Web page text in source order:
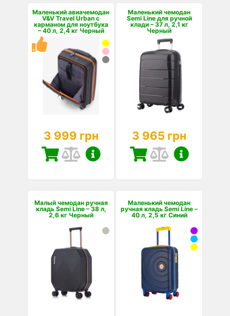
Маленький авиачемодан
V&V Travel Urban с
карманом для ноутбука
– 40 л, 2,4 кг Черный
3 999 грн
Маленький чемодан
Semi Line для ручной
клади – 37 л, 2,1 кг
Черный
3 965 грн
Малый чемодан ручная
кладь Semi Line – 38 л,
2,6 кг Черный
Маленький чемодан
ручная кладь Semi Line –
40 л, 2,5 кг Синий